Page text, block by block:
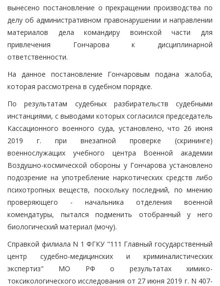
вынесено постановление о прекращении производства по
делу об административном правонарушении и направлении
материалов дела командиру воинской части для
привлечения Гончарова к дисциплинарной
ответственности.
На данное постановление Гончаровым подана жалоба,
которая рассмотрена в судебном порядке.
По результатам судебных разбирательств судебными
инстанциями, с выводами которых согласился председатель
Кассационного военного суда, установлено, что 26 июня
2019 г. при внезапной проверке (скрининге)
военнослужащих учебного центра Военной академии
Воздушно-космической обороны у Гончарова установлено
подозрение на употребление наркотических средств либо
психотропных веществ, поскольку последний, по мнению
проверяющего - начальника отделения военной
комендатуры, пытался подменить отобранный у него
биологический материал (мочу).
Справкой филиала N 1 ФГКУ "111 Главный государственный
центр судебно-медицинских и криминалистических
экспертиз" МО РФ о результатах химико-
токсикологического исследования от 27 июня 2019 г. N 407-